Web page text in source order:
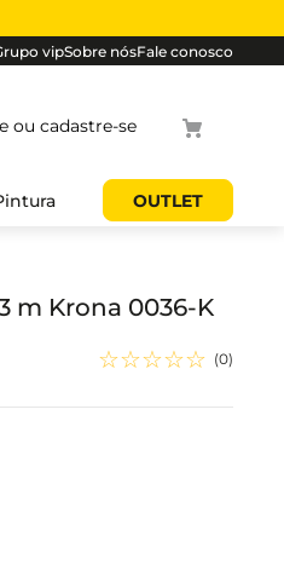
vipSobre nósFale conosco
OUTLET
m Krona 0036-K
☆☆☆☆☆ (0)